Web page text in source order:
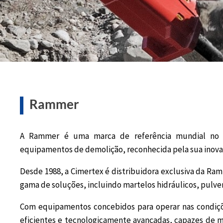
Rammer
A Rammer é uma marca de referência mundial
equipamentos de demolição, reconhecida pela sua
Desde 1988, a Cimertex é distribuidora exclusiva da
gama de soluções, incluindo martelos hidráulicos,
Com equipamentos concebidos para operar nas
eficientes e tecnologicamente avançadas, capazes de